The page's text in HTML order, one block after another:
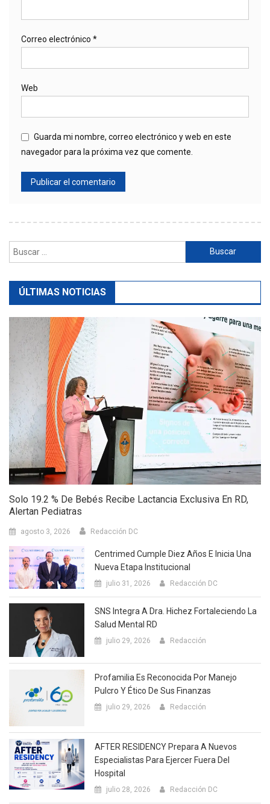
Correo electrónico *
Web
Guarda mi nombre, correo electrónico y web en este
navegador para la próxima vez que comente.
Buscar:
ÚLTIMAS NOTICIAS
Solo 19.2 % De Bebés Recibe Lactancia Exclusiva En RD,
Alertan Pediatras
agosto 3, 2026 Redacción DC
Centrimed Cumple Diez Años E Inicia Una
Nueva Etapa Institucional
julio 31, 2026 Redacción DC
SNS Integra A Dra. Hichez Fortaleciendo La
Salud Mental RD
julio 29, 2026 Redacción
Profamilia Es Reconocida Por Manejo
Pulcro Y Ético De Sus Finanzas
julio 29, 2026 Redacción
AFTER RESIDENCY Prepara A Nuevos
Especialistas Para Ejercer Fuera Del
Hospital
julio 28, 2026 Redacción DC